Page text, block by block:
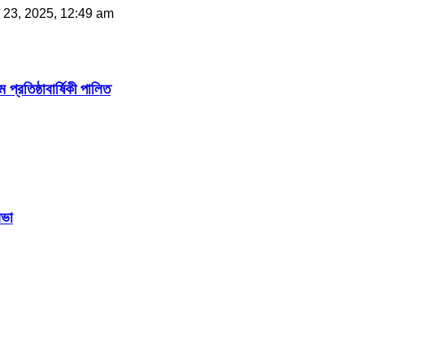
23, 2025, 12:49 am
পালিত